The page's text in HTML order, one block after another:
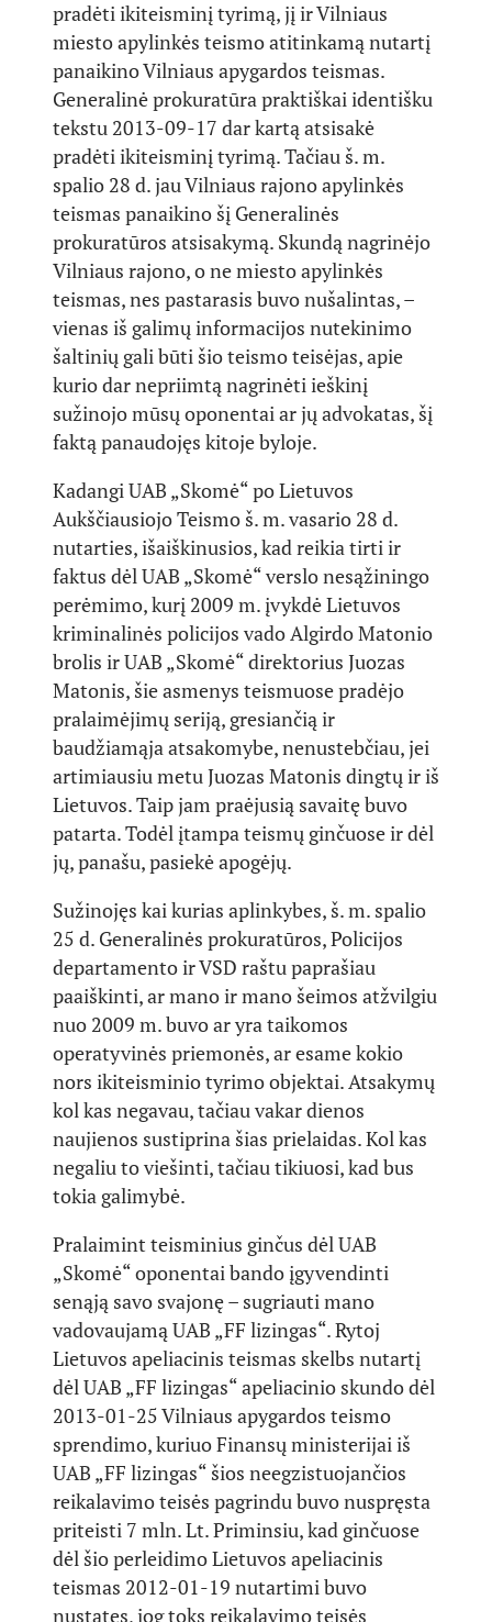
pradėti ikiteisminį tyrimą, jį ir Vilniaus
miesto apylinkės teismo atitinkamą nutartį
panaikino Vilniaus apygardos teismas.
Generalinė prokuratūra praktiškai identišku
tekstu 2013-09-17 dar kartą atsisakė
pradėti ikiteisminį tyrimą. Tačiau š. m.
spalio 28 d. jau Vilniaus rajono apylinkės
teismas panaikino šį Generalinės
prokuratūros atsisakymą. Skundą nagrinėjo
Vilniaus rajono, o ne miesto apylinkės
teismas, nes pastarasis buvo nušalintas, –
vienas iš galimų informacijos nutekinimo
šaltinių gali būti šio teismo teisėjas, apie
kurio dar nepriimtą nagrinėti ieškinį
sužinojo mūsų oponentai ar jų advokatas, šį
faktą panaudojęs kitoje byloje.
Kadangi UAB „Skomė“ po Lietuvos
Aukščiausiojo Teismo š. m. vasario 28 d.
nutarties, išaiškinusios, kad reikia tirti ir
faktus dėl UAB „Skomė“ verslo nesąžiningo
perėmimo, kurį 2009 m. įvykdė Lietuvos
kriminalinės policijos vado Algirdo Matonio
brolis ir UAB „Skomė“ direktorius Juozas
Matonis, šie asmenys teismuose pradėjo
pralaimėjimų seriją, gresiančią ir
baudžiamąja atsakomybe, nenustebčiau, jei
artimiausiu metu Juozas Matonis dingtų ir iš
Lietuvos. Taip jam praėjusią savaitę buvo
patarta. Todėl įtampa teismų ginčuose ir dėl
jų, panašu, pasiekė apogėjų.
Sužinojęs kai kurias aplinkybes, š. m. spalio
25 d. Generalinės prokuratūros, Policijos
departamento ir VSD raštu paprašiau
paaiškinti, ar mano ir mano šeimos atžvilgiu
nuo 2009 m. buvo ar yra taikomos
operatyvinės priemonės, ar esame kokio
nors ikiteisminio tyrimo objektai. Atsakymų
kol kas negavau, tačiau vakar dienos
naujienos sustiprina šias prielaidas. Kol kas
negaliu to viešinti, tačiau tikiuosi, kad bus
tokia galimybė.
Pralaimint teisminius ginčus dėl UAB
„Skomė“ oponentai bando įgyvendinti
senąją savo svajonę – sugriauti mano
vadovaujamą UAB „FF lizingas“. Rytoj
Lietuvos apeliacinis teismas skelbs nutartį
dėl UAB „FF lizingas“ apeliacinio skundo dėl
2013-01-25 Vilniaus apygardos teismo
sprendimo, kuriuo Finansų ministerijai iš
UAB „FF lizingas“ šios neegzistuojančios
reikalavimo teisės pagrindu buvo nuspręsta
priteisti 7 mln. Lt. Priminsiu, kad ginčuose
dėl šio perleidimo Lietuvos apeliacinis
teismas 2012-01-19 nutartimi buvo
nustatęs, jog toks reikalavimo teisės